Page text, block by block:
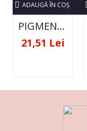
PIGMENT NEON SET 12 CULORI
21,51 Lei
ADAUGĂ ÎN COŞ